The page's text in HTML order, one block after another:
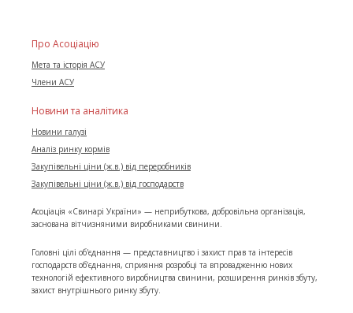
Про Асоціацію
Мета та історія АСУ
Члени АСУ
Новини та аналітика
Новини галузі
Аналіз ринку кормів
Закупівельні ціни (ж.в.) від переробників
Закупівельні ціни (ж.в.) від господарств
Асоціація «Свинарі України» — неприбуткова, добровільна організація,
заснована вітчизняними виробниками свинини.
Головні цілі об'єднання — представництво і захист прав та інтересів
господарств об’єднання, сприяння розробці та впровадженню нових
технологій ефективного виробництва свинини, розширення ринків збуту,
захист внутрішнього ринку збуту.